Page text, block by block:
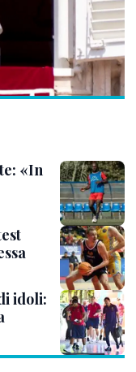
«In
idoli: